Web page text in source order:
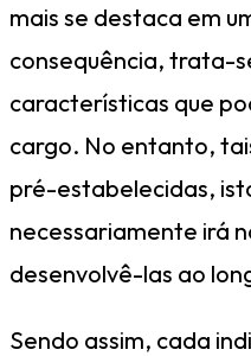
mais se destaca em
consequência, trata-
características que
cargo. No entanto,
pré-estabelecidas,
necessariamente irá
desenvolvê-las ao
Sendo assim, cada